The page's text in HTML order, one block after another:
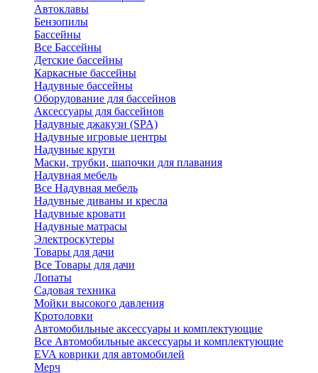
Автоклавы
Бензопилы
Бассейны
Все Бассейны
Детские бассейны
Каркасные бассейны
Надувные бассейны
Оборудование для бассейнов
Аксессуары для бассейнов
Надувные джакузи (SPA)
Надувные игровые центры
Надувные круги
Маски, трубки, шапочки для плавания
Надувная мебель
Все Надувная мебель
Надувные диваны и кресла
Надувные кровати
Надувные матрасы
Электроскутеры
Товары для дачи
Все Товары для дачи
Лопаты
Садовая техника
Мойки высокого давления
Кротоловки
Автомобильные аксессуары и комплектующие
Все Автомобильные аксессуары и комплектующие
EVA коврики для автомобилей
Мерч